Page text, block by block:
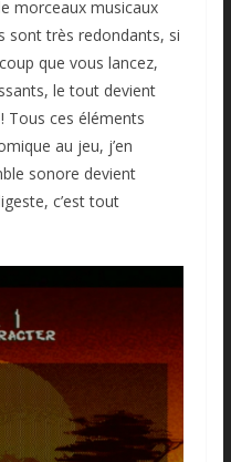
morceaux musicaux
sont très redondants, si
que vous lancez,
le tout devient
Tous ces éléments
au jeu, j’en
sonore devient
c’est tout